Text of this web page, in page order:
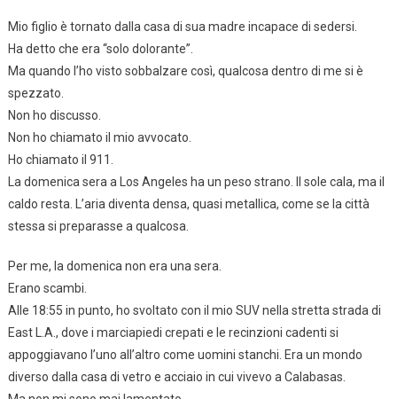
Mio figlio è tornato dalla casa di sua madre incapace di sedersi.
Ha detto che era “solo dolorante”.
Ma quando l’ho visto sobbalzare così, qualcosa dentro di me si è
spezzato.
Non ho discusso.
Non ho chiamato il mio avvocato.
Ho chiamato il 911.
La domenica sera a Los Angeles ha un peso strano. Il sole cala, ma il
caldo resta. L’aria diventa densa, quasi metallica, come se la città
stessa si preparasse a qualcosa.
Per me, la domenica non era una sera.
Erano scambi.
Alle 18:55 in punto, ho svoltato con il mio SUV nella stretta strada di
East L.A., dove i marciapiedi crepati e le recinzioni cadenti si
appoggiavano l’uno all’altro come uomini stanchi. Era un mondo
diverso dalla casa di vetro e acciaio in cui vivevo a Calabasas.